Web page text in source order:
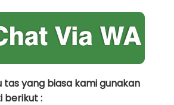
tas yang biasa kami gunakan
berikut :